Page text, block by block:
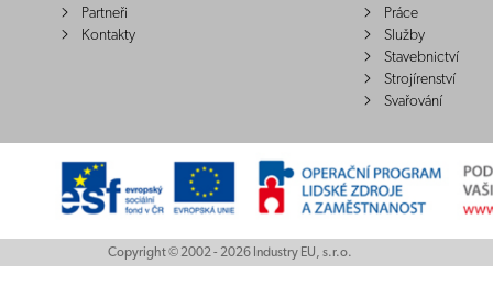
Partneři
Kontakty
Práce
Služby
Stavebnictví
Strojírenství
Svařování
Copyright © 2002 - 2026 Industry EU, s.r.o.